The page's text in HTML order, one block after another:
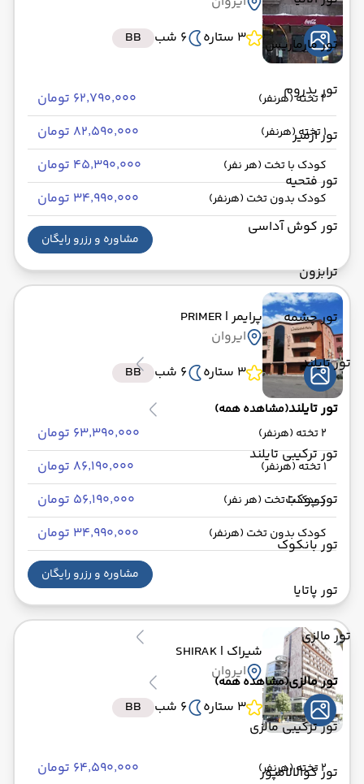
تور مارماریس
تور بدروم
تور ازمیر
تور فتحیه
تور کوش آداسی
ترابزون
تور چشمه
تور تایلند
تور تایلند(مشاهده همه)
تور ترکیبی تایلند
تور پوکت
تور بانکوک
تور پاتایا
تور مالزی
تور مالزی(مشاهده همه)
تور ترکیبی مالزی
تور کوالالامپور
3 ستاره
6 شب BB
2 تخته (هرنفر) ۶۲٬۷۹۰٬۰۰۰ تومان
1 تخته (هرنفر) ۸۲٬۵۹۰٬۰۰۰ تومان
کودک با تخت (هر نفر) ۴۵٬۳۹۰٬۰۰۰ تومان
کودک بدون تخت (هرنفر) ۳۴٬۹۹۰٬۰۰۰ تومان
مشاوره و رزرو رایگان
پرایمر| PRIMER
ایروان
3 ستاره
6 شب BB
2 تخته (هرنفر) ۶۳٬۳۹۰٬۰۰۰ تومان
1 تخته (هرنفر) ۸۶٬۱۹۰٬۰۰۰ تومان
کودک با تخت (هر نفر) ۵۶٬۱۹۰٬۰۰۰ تومان
کودک بدون تخت (هرنفر) ۳۴٬۹۹۰٬۰۰۰ تومان
مشاوره و رزرو رایگان
شیراک | SHIRAK
ایروان
3 ستاره
6 شب BB
2 تخته (هرنفر) ۶۴٬۵۹۰٬۰۰۰ تومان